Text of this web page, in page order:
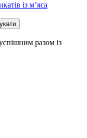
із м’яса
разом із